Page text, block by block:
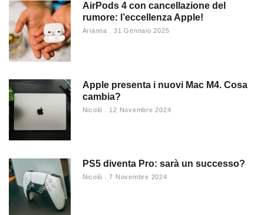
AirPods 4 con cancellazione del
rumore: l’eccellenza Apple!
Arianna 31 Gennaio 2025
Apple presenta i nuovi Mac M4. Cosa
cambia?
Nicolò 12 Novembre 2024
PS5 diventa Pro: sarà un successo?
Nicolò 7 Novembre 2024